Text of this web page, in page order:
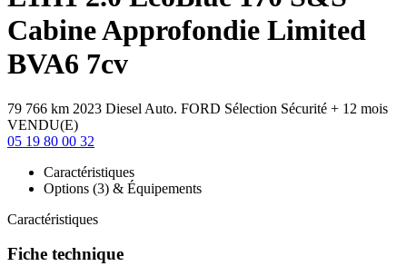
Cabine Approfondie Limited
BVA6 7cv
79 766 km 2023 Diesel Auto. FORD Sélection Sécurité + 12 mois
VENDU(E)
05 19 80 00 32
Caractéristiques
Options (3) & Équipements
Caractéristiques
Fiche technique